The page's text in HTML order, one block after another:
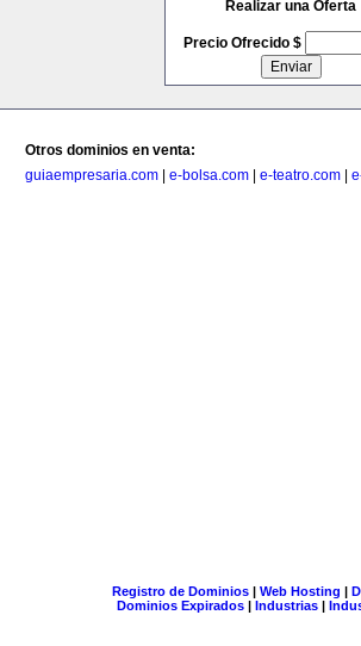
Realizar una Oferta
Precio Ofrecido $
Otros dominios en venta:
guiaempresaria.com
e-bolsa.com e-teatro.com
Registro de Dominios| Web Hosting |
Dominios Expirados | Industrias |